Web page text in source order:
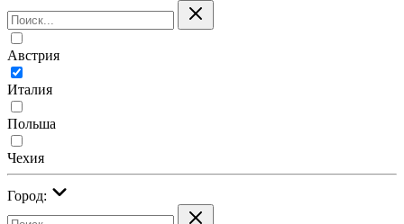
Австрия
Италия
Польша
Чехия
Город: